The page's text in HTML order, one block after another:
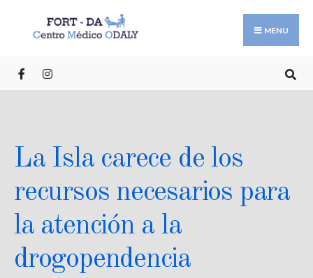
MENU
La Isla carece de los
recursos necesarios para
la atención a la
drogopendencia